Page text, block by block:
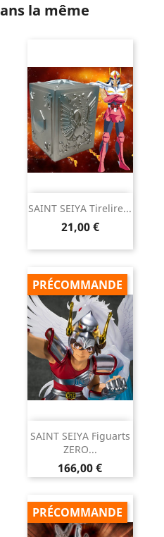
la même
SAINT SEIYA Tirelire...
Prix
21,00 €
SAINT SEIYA Figuarts
ZERO...
Prix
166,00 €
PRÉCOMMANDE
PRÉCOMMANDE